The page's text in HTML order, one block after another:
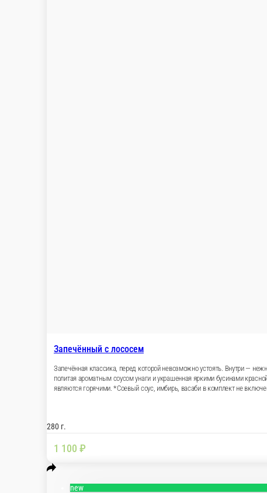
Запечённая классика, перед которой
обсыпкой кунжута. Сверху — золотистая